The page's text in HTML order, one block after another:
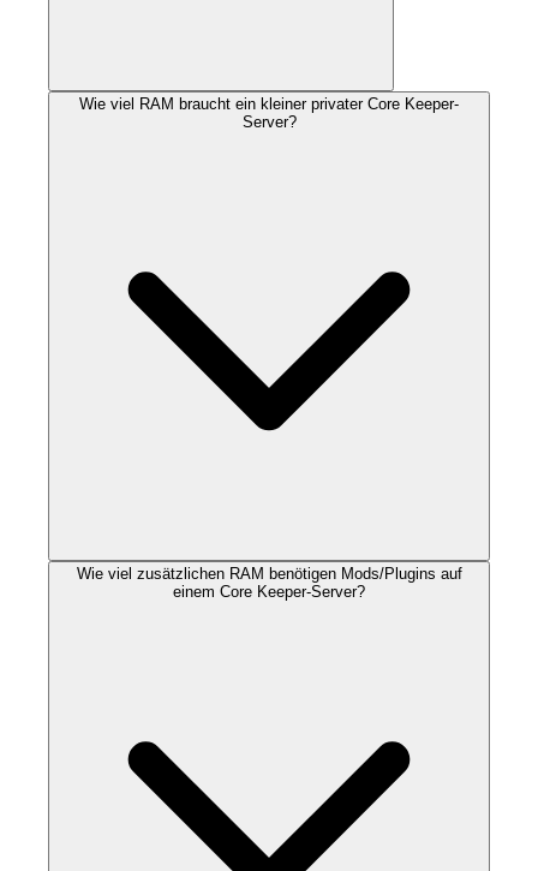
Wie viel RAM braucht ein kleiner privater Core Keeper-
Server?
Wie viel zusätzlichen RAM benötigen Mods/Plugins auf
einem Core Keeper-Server?